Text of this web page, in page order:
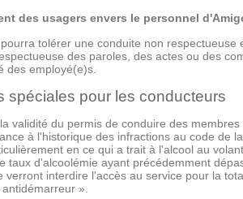
des usagers envers le personnel
tolérer une conduite non
des paroles, des actes ou des
des employé(e)s.
spéciales pour les conducteurs
validité du permis de conduire des
à l'historique des infractions au code de
en ce qui a trait à l'alcool au
taux d'alcoolémie ayant précédemment
verront interdire l'accès au service pour la
».